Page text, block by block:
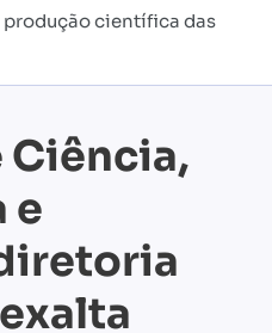
científica das
Ciência,
e